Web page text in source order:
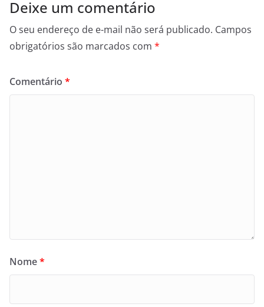
Deixe um comentário
O seu endereço de e-mail não será publicado. Campos
obrigatórios são marcados com *
Comentário *
Nome*